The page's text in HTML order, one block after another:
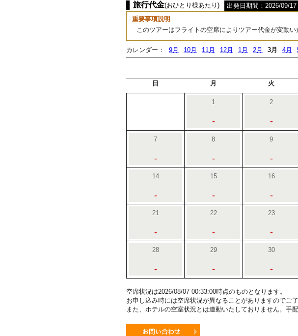
旅行代金(おひとり様あたり)
出発日期間：2026/09/
重要事項説明
このツアーはフライトの空席によりツアー代金が変動
カレンダー： 9月 10月 11月 12月 1月 2月 3月 4月
日 月 火
1
-
2
-
7
-
8
-
9
-
14
-
15
-
16
-
21
-
22
-
23
-
28
-
29
-
30
-
空席状況は2026/08/07 00:33:00時点のものとなります。
お申し込み時には空席状況が異なることがありますのでご了
また、ホテルの空室状況とは連動いたしておりません。手